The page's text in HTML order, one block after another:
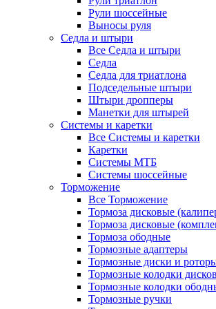
Рули шоссейные
Выносы руля
Седла и штыри
Все Седла и штыри
Седла
Седла для триатлона
Подседельные штыри
Штыри дропперы
Манетки для штырей
Системы и каретки
Все Системы и каретки
Каретки
Системы МТБ
Системы шоссейные
Торможение
Все Торможение
Тормоза дисковые
Тормоза дисковые
Тормоза ободные
Тормозные адаптеры
Тормозные диски и
Тормозные колодки
Тормозные колодки
Тормозные ручки